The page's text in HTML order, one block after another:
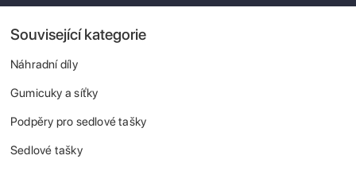
Související kategorie
Náhradní díly
Gumicuky a síťky
Podpěry pro sedlové tašky
Sedlové tašky